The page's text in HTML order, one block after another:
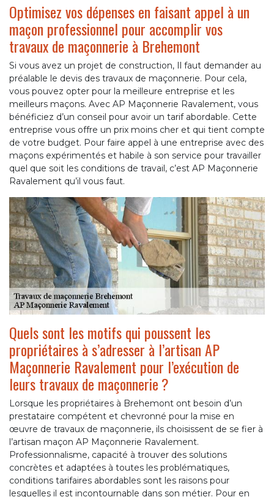
Optimisez vos dépenses en faisant appel à un
maçon professionnel pour accomplir vos
travaux de maçonnerie à Brehemont
Si vous avez un projet de construction, Il faut demander au
préalable le devis des travaux de maçonnerie. Pour cela,
vous pouvez opter pour la meilleure entreprise et les
meilleurs maçons. Avec AP Maçonnerie Ravalement, vous
bénéficiez d’un conseil pour avoir un tarif abordable. Cette
entreprise vous offre un prix moins cher et qui tient compte
de votre budget. Pour faire appel à une entreprise avec des
maçons expérimentés et habile à son service pour travailler
quel que soit les conditions de travail, c’est AP Maçonnerie
Ravalement qu’il vous faut.
Quels sont les motifs qui poussent les
propriétaires à s’adresser à l’artisan AP
Maçonnerie Ravalement pour l’exécution de
leurs travaux de maçonnerie ?
Lorsque les propriétaires à Brehemont ont besoin d’un
prestataire compétent et chevronné pour la mise en
œuvre de travaux de maçonnerie, ils choisissent de se fier à
l’artisan maçon AP Maçonnerie Ravalement.
Professionnalisme, capacité à trouver des solutions
concrètes et adaptées à toutes les problématiques,
conditions tarifaires abordables sont les raisons pour
lesquelles il est incontournable dans son métier. Pour en